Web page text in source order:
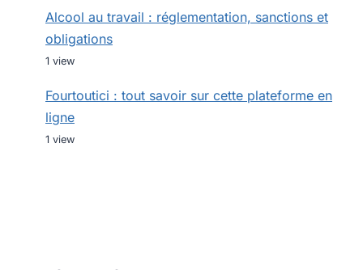
Alcool au travail : réglementation, sanctions et
obligations
1 view
Fourtoutici : tout savoir sur cette plateforme en
ligne
1 view